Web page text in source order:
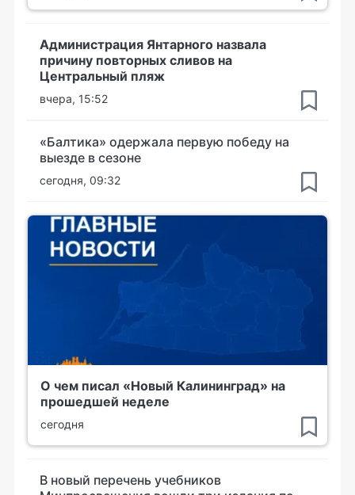
Администрация Янтарного назвала
причину повторных сливов на
Центральный пляж
вчера, 15:52
«Балтика» одержала первую победу на
выезде в сезоне
сегодня, 09:32
О чем писал «Новый Калининград» на
прошедшей неделе
сегодня
В новый перечень учебников